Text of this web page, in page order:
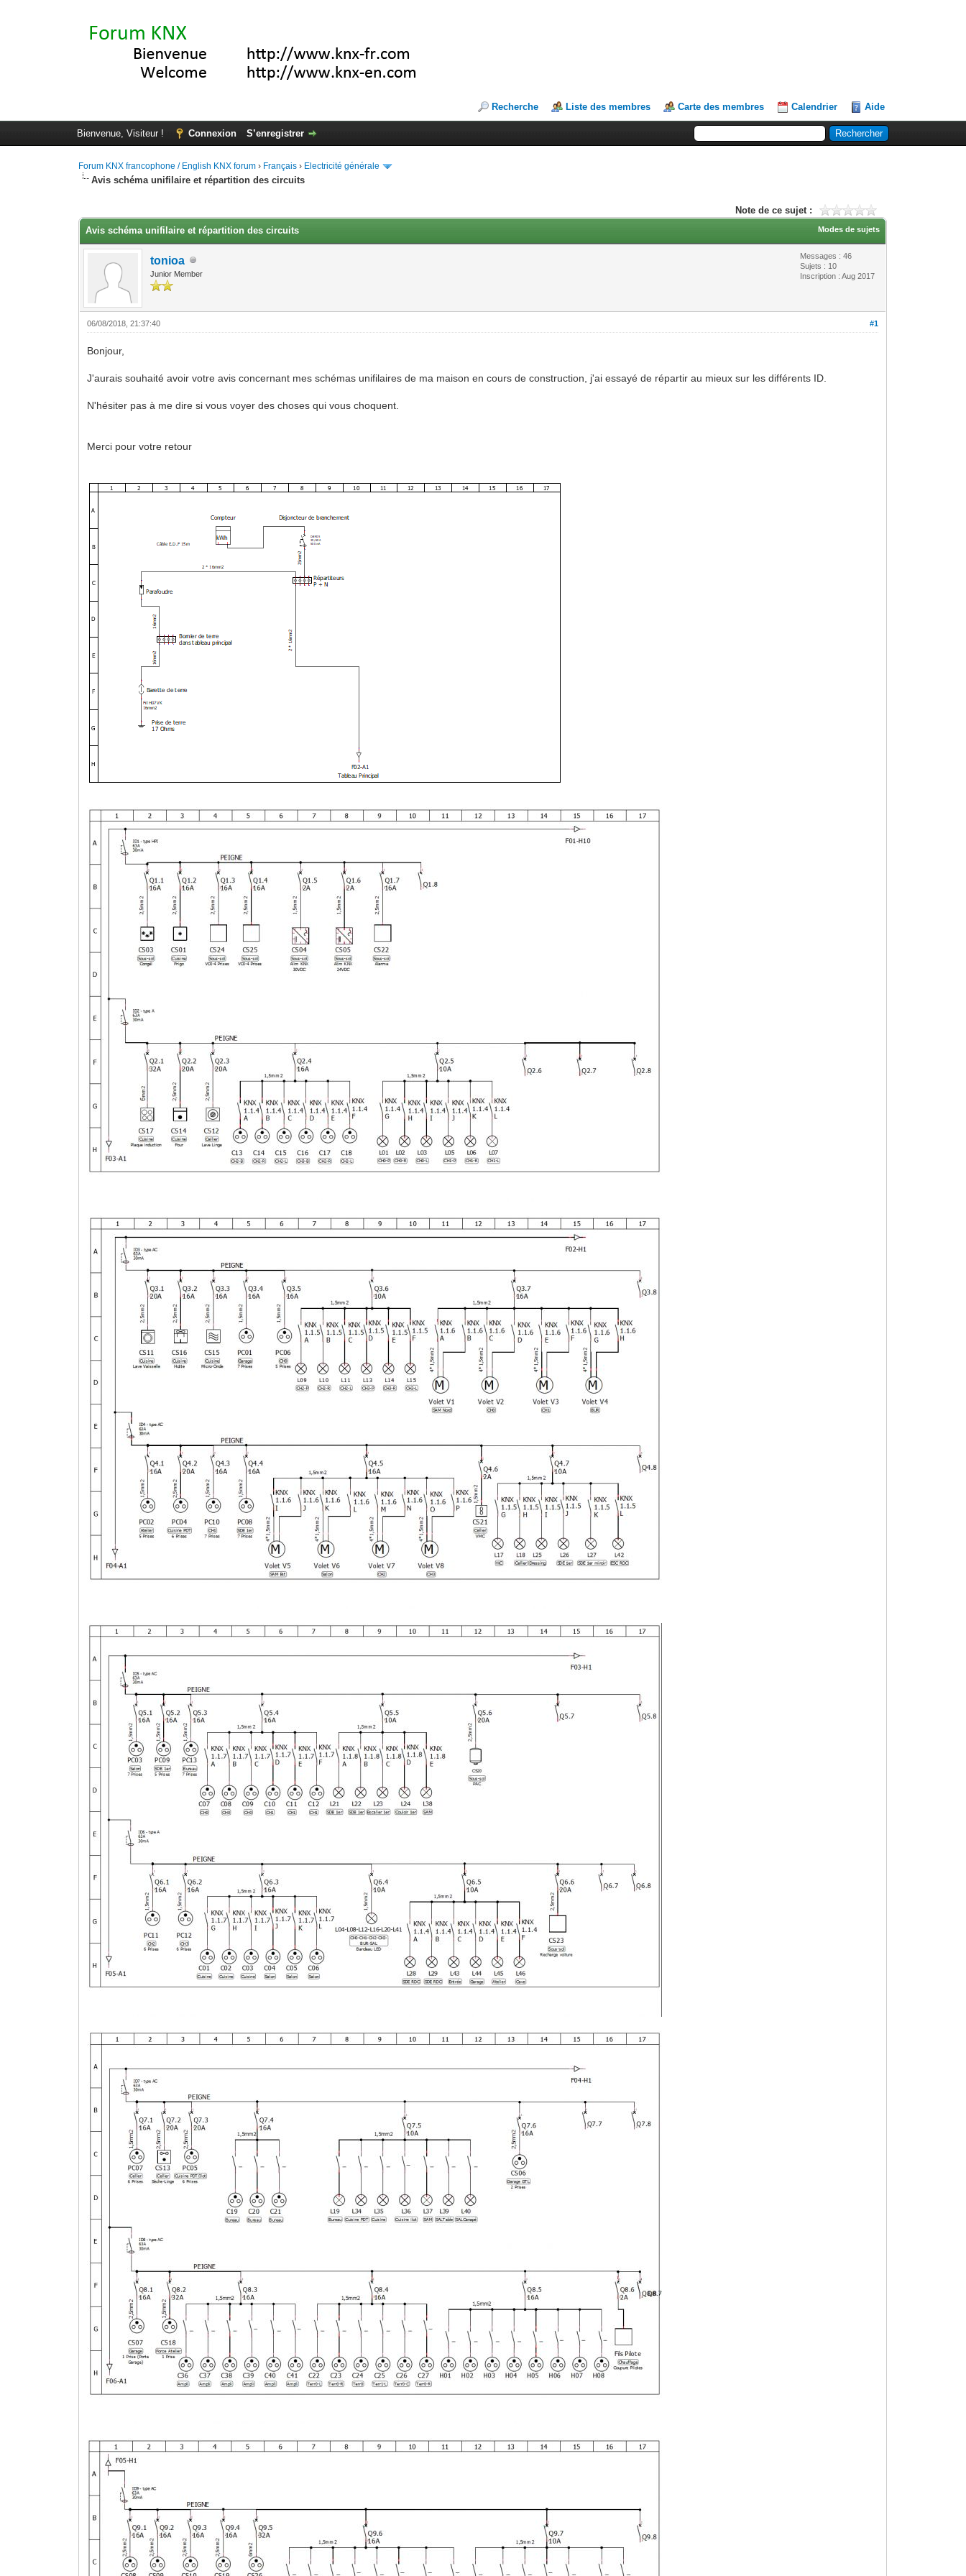
Recherche Liste des membres Carte des membres Calendrier Aide
Bienvenue, Visiteur ! Connexion S’enregistrer
Forum KNX francophone / English KNX forum › Français › Electricité générale
Avis schéma unifilaire et répartition des circuits
Note de ce sujet :
Modes de sujets
Avis schéma unifilaire et répartition des circuits
tonioa
Junior Member
Messages : 46
Sujets : 10
Inscription : Aug 2017
#1
06/08/2018, 21:37:40
Bonjour,
J'aurais souhaité avoir votre avis concernant mes schémas unifilaires de ma maison en cours de construction, j'ai essayé de répartir au mieux sur les différents ID.
N'hésiter pas à me dire si vous voyer des choses qui vous choquent.
Merci pour votre retour